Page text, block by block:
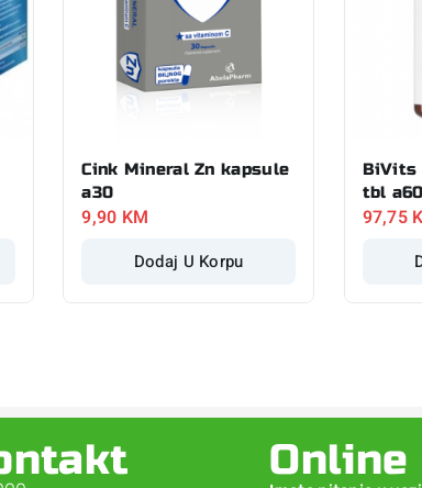
Cink Mineral Zn kapsule
a30
9,90 KM
Dodaj U Korpu
BiVits
tbl a60
97,75
Online